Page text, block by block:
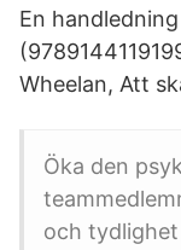
En
Wheelan, Att
Öka den
och tydlighet